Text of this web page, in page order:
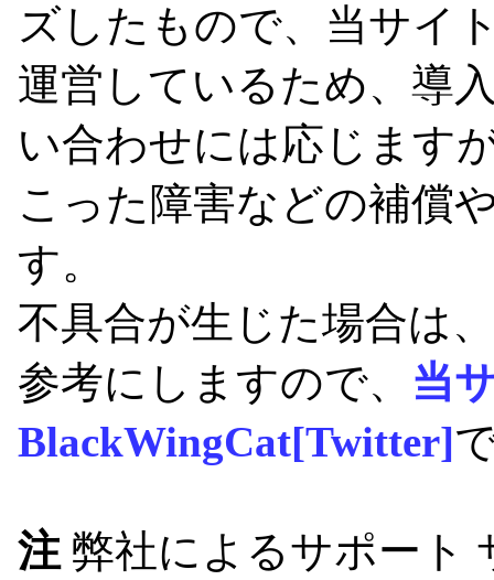
ズしたもので、当サイ
運営しているため、導
い合わせには応じます
こった障害などの補償
す。
不具合が生じた場合は
参考にしますので、 当
BlackWingCat[Twitter]
注 弊社によるサポート